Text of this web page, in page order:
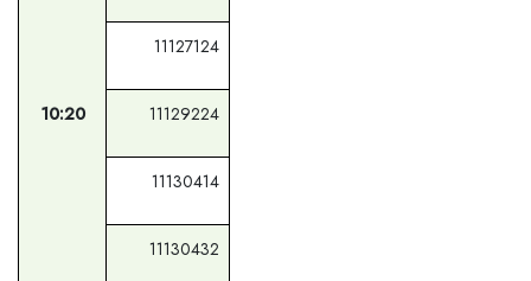
10:20
11127124
11129224
11130414
11130432